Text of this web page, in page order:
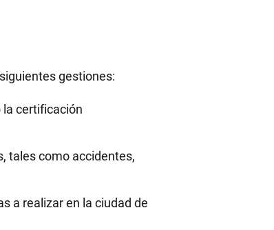
gestiones:
certificación
tales como accidentes,
a realizar en la ciudad de